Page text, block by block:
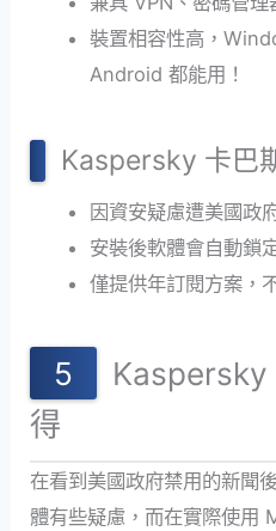
裝置相容性高，
Android 都能用！
Kaspersky 卡巴
因資安疑慮遭美國政
安裝後軟體會自動鎖
僅提供年訂閱方案，
Kaspersky
得
在看到美國政府禁用的新聞
體有些疑慮，而在實際使用